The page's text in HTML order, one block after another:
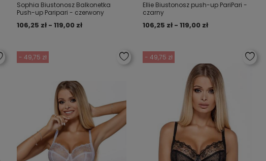
Sophia Biustonosz Balkonetka
Push-up Paripari - czerwony
106,25 zł - 119,00 zł
Ellie Biustonosz push-up PariPari -
czarny
106,25 zł - 119,00 zł
- 49,75 zł - 49,75 zł